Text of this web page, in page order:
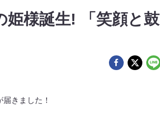
姫様誕生! 「笑顔と鼓
きました！